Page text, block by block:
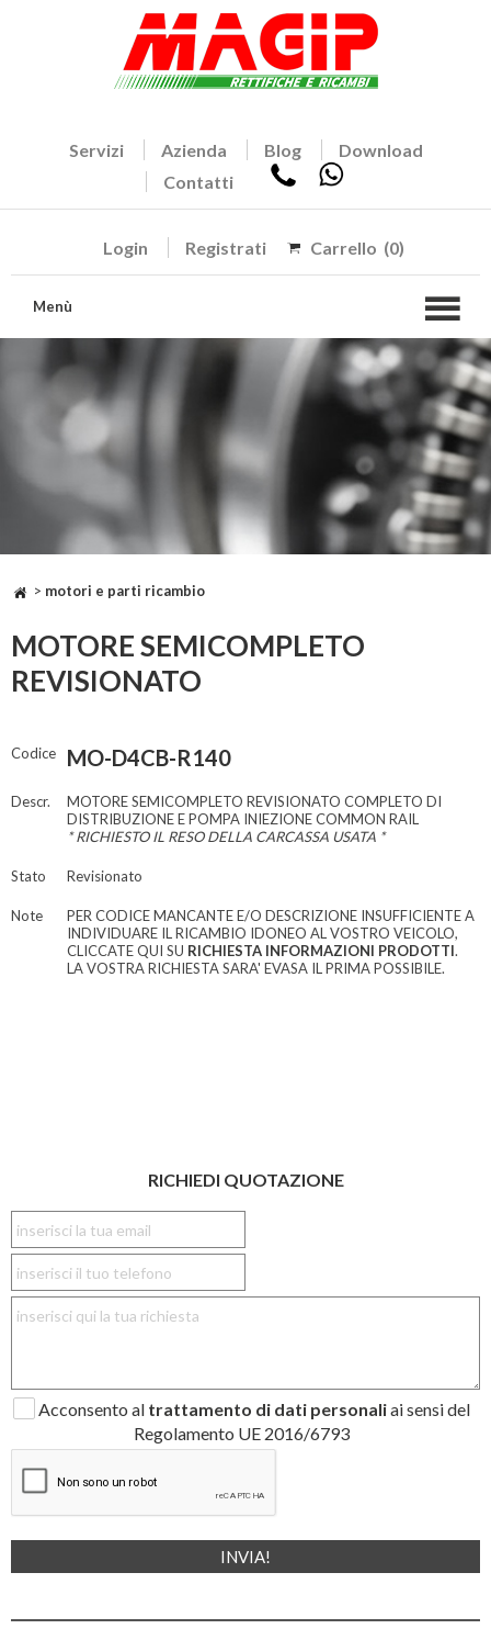
Servizi Azienda Blog
Download
Contatti
Login Registrati Carrello (0)
Menù
> motori e parti ricambio
MOTORE SEMICOMPLETO
REVISIONATO
Codice MO-D4CB-R140
Descr.
MOTORE SEMICOMPLETO REVISIONATO COMPLETO DI
DISTRIBUZIONE E POMPA INIEZIONE COMMON RAIL
* RICHIESTO IL RESO DELLA CARCASSA USATA *
Stato Revisionato
Note
PER CODICE MANCANTE E/O DESCRIZIONE INSUFFICIENTE A
INDIVIDUARE IL RICAMBIO IDONEO AL VOSTRO VEICOLO,
CLICCATE QUI SU RICHIESTA INFORMAZIONI PRODOTTI.
LA VOSTRA RICHIESTA SARA' EVASA IL PRIMA POSSIBILE.
RICHIEDI QUOTAZIONE
Acconsento al trattamento di dati personaliai sensi del
Regolamento UE 2016/6793